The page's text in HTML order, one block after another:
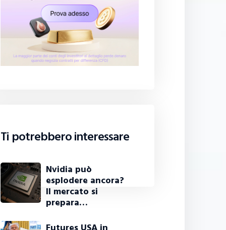
Ti potrebbero interessare
Nvidia può
esplodere ancora?
Il mercato si
prepara…